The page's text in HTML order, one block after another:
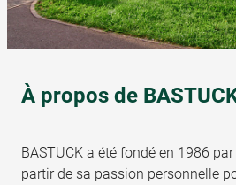
À propos de
BASTUCK a été fondé en 1986
partir de sa passion personnelle